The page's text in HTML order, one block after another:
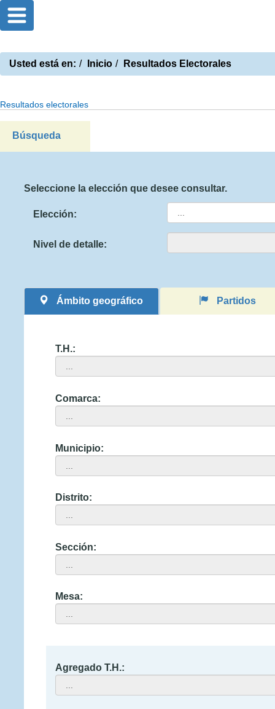
Usted está en: Inicio Resultados Electorales
Resultados electorales
Búsqueda
Seleccione la elección que desee consultar.
Elección:
Nivel de detalle:
Ámbito geográfico Partidos
T.H.:
Comarca:
Municipio:
Distrito:
Sección:
Mesa:
Agregado T.H.: